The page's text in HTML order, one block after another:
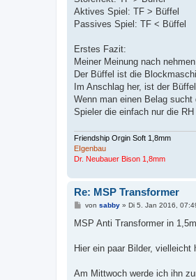
Aktives Spiel: TF > Büffel
Passives Spiel: TF < Büffel
Erstes Fazit:
Meiner Meinung nach
Der Büffel ist die
Im Anschlag her, ist der
Wenn man einen Belag
Spieler die einfach nur die
Friendship Orgin Soft 1,8mm
EIgenbau
Dr. Neubauer Bison 1,8mm
Re: MSP Transformer
B
i
a
von sabby» Di 5. Jan 2016,
MSP Anti Transformer in
Hier ein paar Bilder, vielleicht
Am Mittwoch werde ich ihn